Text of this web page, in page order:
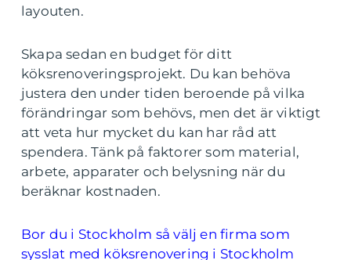
layouten.
Skapa sedan en budget för ditt
köksrenoveringsprojekt. Du kan behöva
justera den under tiden beroende på vilka
förändringar som behövs, men det är viktigt
att veta hur mycket du kan har råd att
spendera. Tänk på faktorer som material,
arbete, apparater och belysning när du
beräknar kostnaden.
Bor du i Stockholm så välj en firma som
sysslat med köksrenovering i Stockholm